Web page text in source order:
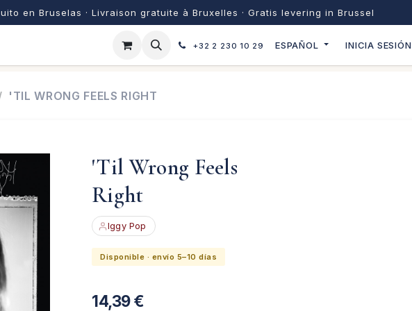
en Bruselas · Livraison gratuite à Bruxelles · Gratis levering in Brussel
+32 2 230 10 29 ESPAÑOL INICIA SESIÓN
'TIL WRONG FEELS RIGHT
'Til Wrong Feels
Right
Iggy Pop
Disponible · envío 5–10 días
14,39€